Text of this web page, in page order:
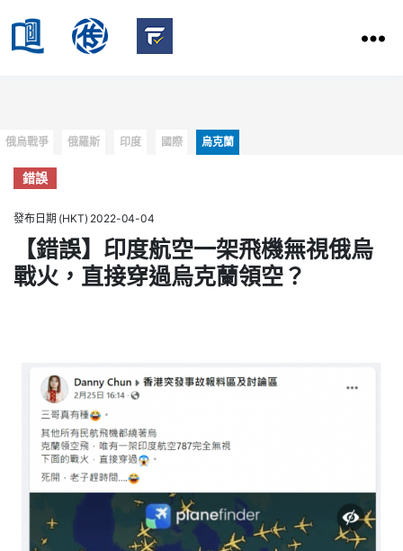
HKBU
of
Communication
Categories
俄烏戰爭 俄羅斯 印度 國際 烏克蘭
錯誤
發布日期 (HKT) 2022-04-04
【錯誤】印度航空一架飛機無視俄烏
戰火，直接穿過烏克蘭領空？